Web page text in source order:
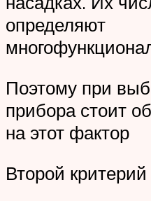
определяют
Поэтому при
прибора стоит
на этот фактор
Второй критерий